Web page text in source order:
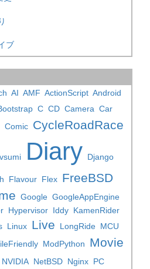
ブ
AI AMF ActionScript Android
C CD Camera Car
Comic CycleRoadRace
Diary Django
Flavour Flex FreeBSD
Google GoogleAppEngine
Hypervisor Iddy KamenRider
Linux Live LongRide MCU
ModPython
Movie
NVIDIA NetBSD Nginx PC